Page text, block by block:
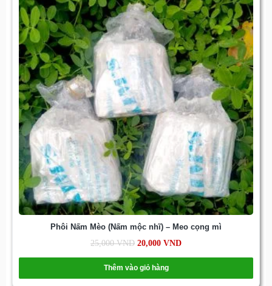
Phôi Nấm Mèo (Nấm mộc nhĩ) – Meo cọng mì
25,000VND 20,000 VND
Thêm vào giỏ hàng